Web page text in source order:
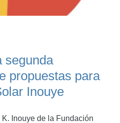
segunda
propuestas para
Inouye
Inouye de la Fundación